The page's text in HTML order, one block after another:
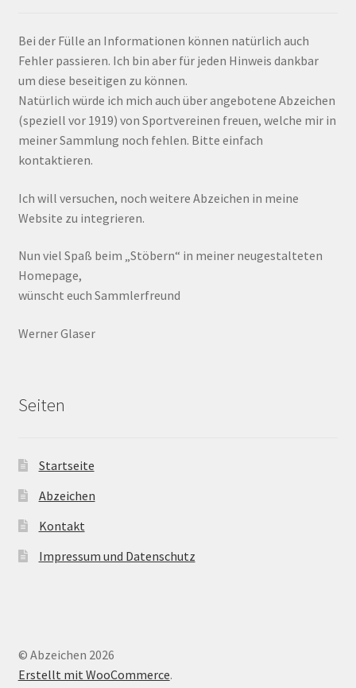
Bei der Fülle an Informationen können natürlich auch
Fehler passieren. Ich bin aber für jeden Hinweis dankbar
um diese beseitigen zu können.
Natürlich würde ich mich auch über angebotene Abzeichen
(speziell vor 1919) von Sportvereinen freuen, welche mir in
meiner Sammlung noch fehlen. Bitte einfach
kontaktieren.
Ich will versuchen, noch weitere Abzeichen in meine
Website zu integrieren.
Nun viel Spaß beim „Stöbern“ in meiner neugestalteten
Homepage,
wünscht euch Sammlerfreund
Werner Glaser
Seiten
Startseite
Abzeichen
Kontakt
Impressum und Datenschutz
© Abzeichen 2026
Erstellt mit WooCommerce.